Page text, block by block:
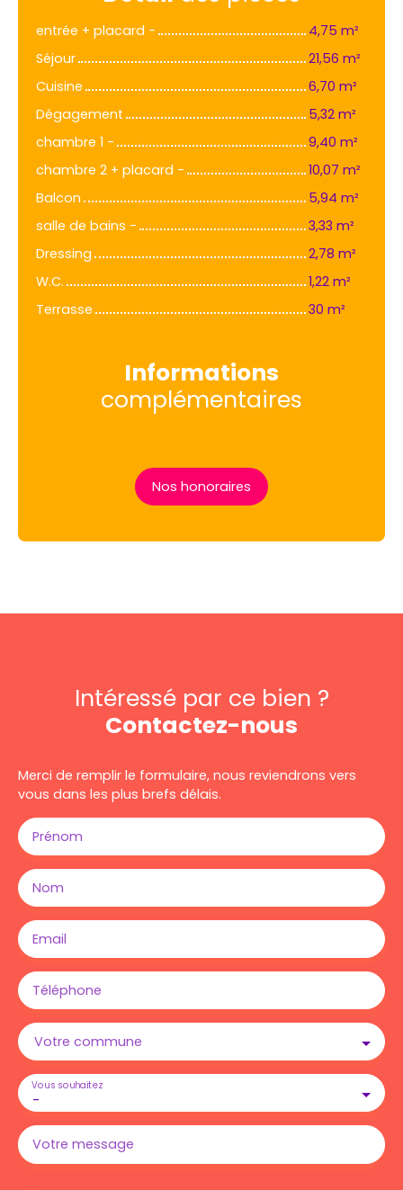
entrée + placard -
4,75 m²
Séjour
21,56 m²
Cuisine
6,70 m²
Dégagement
5,32 m²
chambre 1 -
9,40 m²
chambre 2 + placard -
10,07 m²
Balcon
5,94 m²
salle de bains -
3,33 m²
Dressing
2,78 m²
W.C.
1,22 m²
Terrasse
30 m²
Informations
complémentaires
Nos honoraires
Intéressé par ce bien ?
Contactez-nous
Merci de remplir le formulaire, nous reviendrons vers
vous dans les plus brefs délais.
Prénom
Nom
Email
Téléphone
Votre commune
-
Vous souhaitez
Votre message